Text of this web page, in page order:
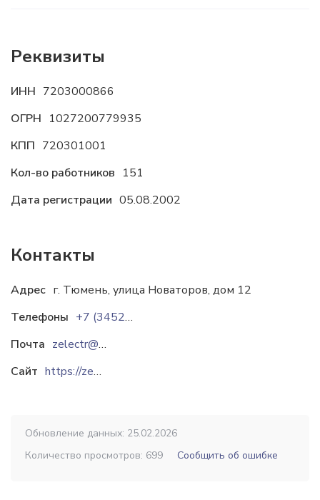
Реквизиты
ИНН 7203000866
ОГРН 1027200779935
КПП 720301001
Кол-во работников 151
Дата регистрации 05.08.2002
Контакты
Адрес г. Тюмень, улица Новаторов, дом 12
Телефоны
+7 (3452) 521-100
Почта
zelectr@zelectr.ru
Сайт
https://zelectr.ru
Обновление данных: 25.02.2026
Количество просмотров: 699
Сообщить об ошибке